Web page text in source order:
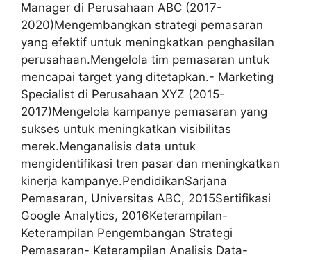
Manager di Perusahaan ABC (2017-
2020)Mengembangkan strategi pemasaran
yang efektif untuk meningkatkan penghasilan
perusahaan.Mengelola tim pemasaran untuk
mencapai target yang ditetapkan.- Marketing
Specialist di Perusahaan XYZ (2015-
2017)Mengelola kampanye pemasaran yang
sukses untuk meningkatkan visibilitas
merek.Menganalisis data untuk
mengidentifikasi tren pasar dan meningkatkan
kinerja kampanye.PendidikanSarjana
Pemasaran, Universitas ABC, 2015Sertifikasi
Google Analytics, 2016Keterampilan-
Keterampilan Pengembangan Strategi
Pemasaran- Keterampilan Analisis Data-